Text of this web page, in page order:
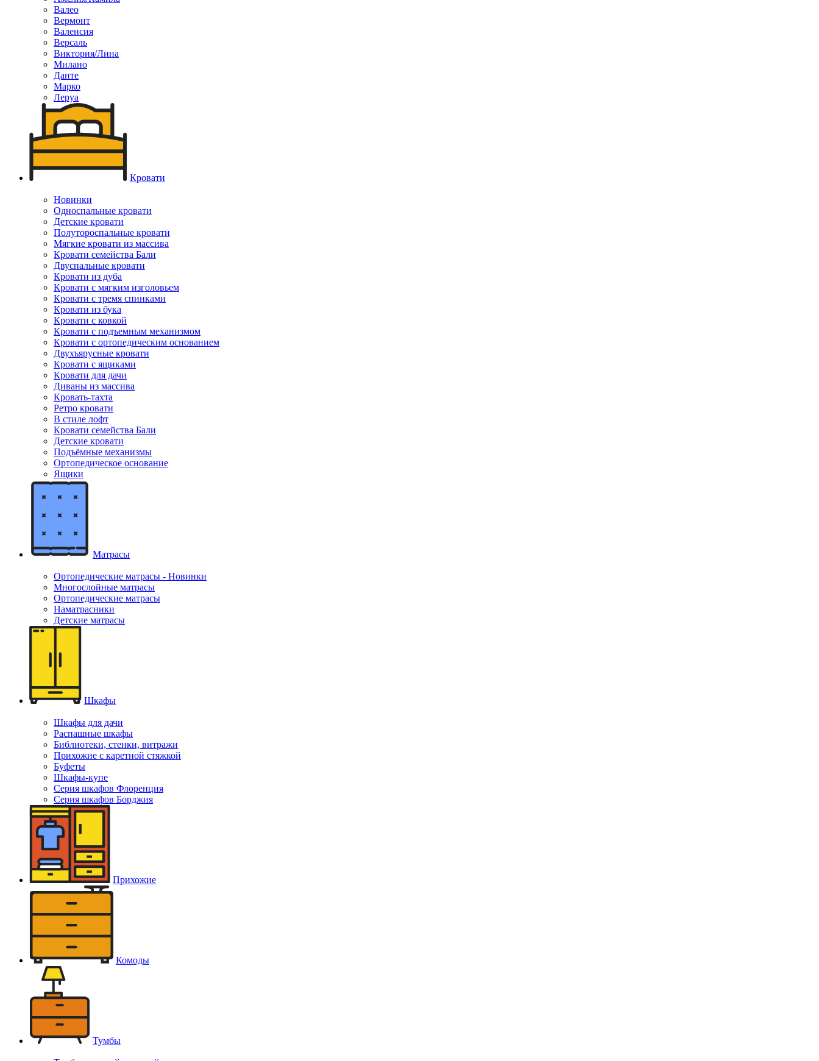
Валео
Вермонт
Валенсия
Версаль
Виктория/Лина
Милано
Данте
Марко
Леруа
Кровати
Новинки
Односпальные кровати
Детские кровати
Полутороспальные кровати
Мягкие кровати из массива
Кровати семейства Бали
Двуспальные кровати
Кровати из дуба
Кровати с мягким изголовьем
Кровати с тремя спинками
Кровати из бука
Кровати с ковкой
Кровати с подъемным механизмом
Кровати с ортопедическим основанием
Двухъярусные кровати
Кровати с ящиками
Кровати для дачи
Диваны из массива
Кровать-тахта
Ретро кровати
В стиле лофт
Кровати семейства Бали
Детские кровати
Подъёмные механизмы
Ортопедическое основание
Ящики
Матрасы
Ортопедические матрасы - Новинки
Многослойные матрасы
Ортопедические матрасы
Наматрасники
Детские матрасы
Шкафы
Шкафы для дачи
Распашные шкафы
Библиотеки, стенки, витражи
Прихожие с каретной стяжкой
Буфеты
Шкафы-купе
Серия шкафов Флоренция
Серия шкафов Борджия
Прихожие
Комоды
Тумбы